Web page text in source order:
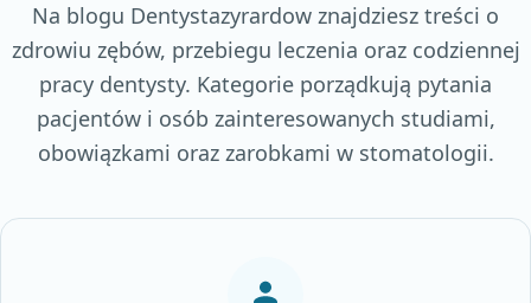
Na blogu Dentystazyrardow znajdziesz treści o
zdrowiu zębów, przebiegu leczenia oraz codziennej
pracy dentysty. Kategorie porządkują pytania
pacjentów i osób zainteresowanych studiami,
obowiązkami oraz zarobkami w stomatologii.